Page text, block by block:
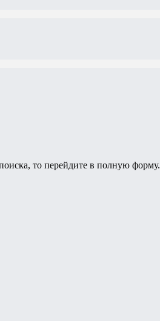
то перейдите в полную форму.